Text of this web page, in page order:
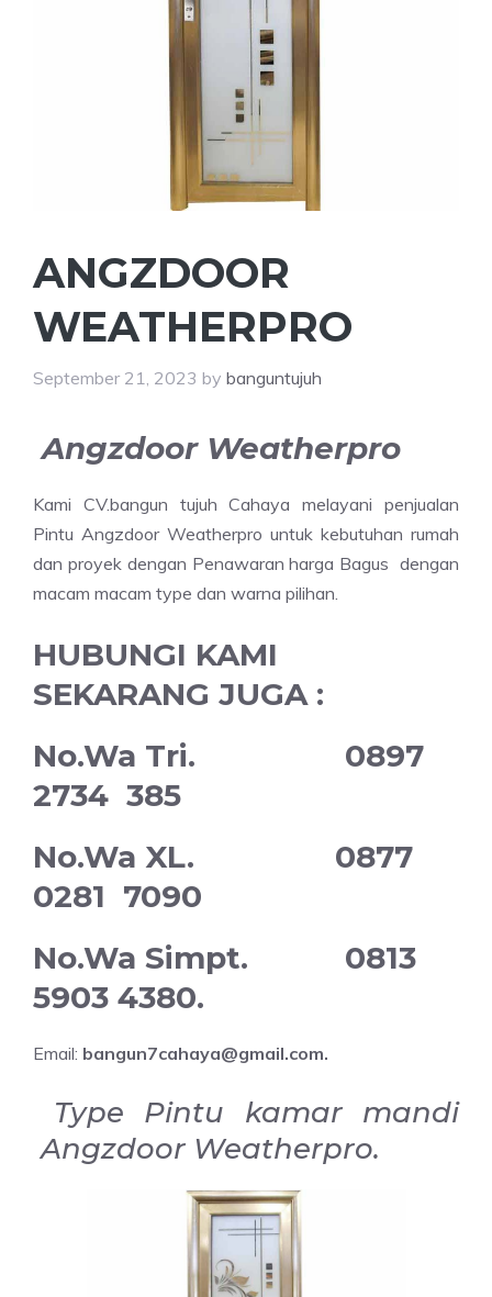
ANGZDOOR
WEATHERPRO
September 21, 2023 by banguntujuh
Angzdoor Weatherpro
Kami CV.bangun tujuh Cahaya melayani penjualan
Pintu Angzdoor Weatherpro untuk kebutuhan rumah
dan proyek dengan Penawaran harga Bagus dengan
macam macam type dan warna pilihan.
HUBUNGI KAMI
SEKARANG JUGA :
No.Wa Tri. 0897
2734 385
No.Wa XL. 0877
0281 7090
No.Wa Simpt. 0813
5903 4380.
Email: bangun7cahaya@gmail.com.
Type Pintu kamar mandi
Angzdoor Weatherpro.